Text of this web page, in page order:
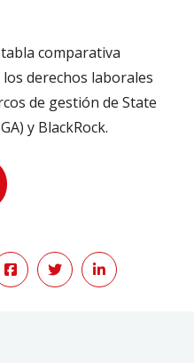
comparativa
derechos laborales
de gestión de State
y BlackRock.